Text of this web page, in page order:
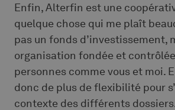
Enfin, Alterfin est une
quelque chose qui me plaît
pas un fonds d’investissement,
organisation fondée et
personnes comme vous et moi.
donc de plus de flexibilité pour
contexte des différents